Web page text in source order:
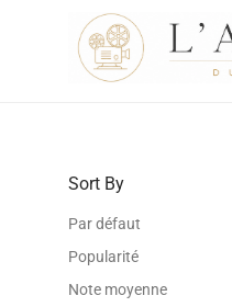
Sort By
Par défaut
Popularité
Note moyenne